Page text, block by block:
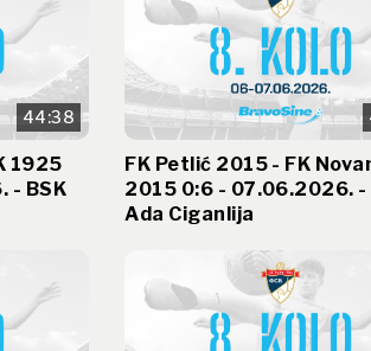
44:38
1925
- BSK
FK Petlić 2015 - FK
2015 0:6 - 07.06.2026. -
Ada Ciganlija